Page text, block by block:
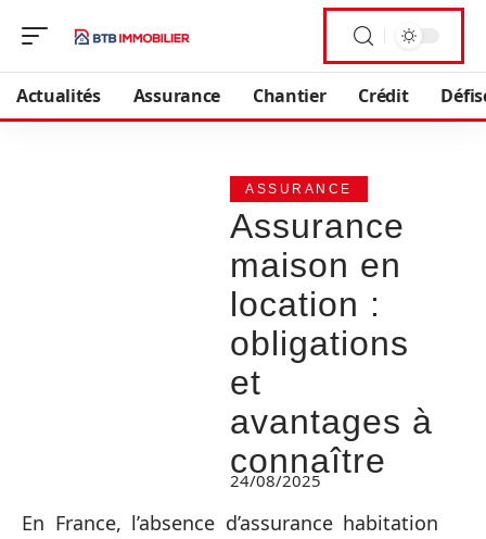
Actualités Assurance Chantier Crédit
ASSURANCE
Assurance
maison en
location :
obligations
et
avantages à
connaître
24/08/2025
En France, l’absence d’assurance habitation